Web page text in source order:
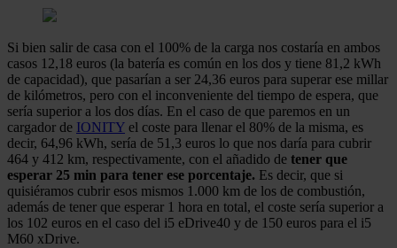
Si bien salir de casa con el 100% de la carga nos costaría en ambos
casos 12,18 euros (la batería es común en los dos y tiene 81,2 kWh
de capacidad), que pasarían a ser 24,36 euros para superar ese millar
de kilómetros, pero con el inconveniente del tiempo de espera, que
sería superior a los dos días. En el caso de que paremos en un
cargador de IONITY el coste para llenar el 80% de la misma, es
decir, 64,96 kWh, sería de 51,3 euros lo que nos daría para cubrir
464 y 412 km, respectivamente, con el añadido de tener que
esperar 25 min para tener ese porcentaje. Es decir, que si
quisiéramos cubrir esos mismos 1.000 km de los de combustión,
además de tener que esperar 1 hora en total, el coste sería superior a
los 102 euros en el caso del i5 eDrive40 y de 150 euros para el i5
M60 xDrive.